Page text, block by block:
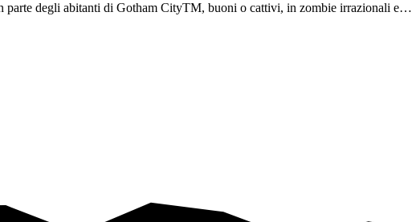
parte degli abitanti di Gotham CityTM, buoni o cattivi, in zombie irrazionali e…